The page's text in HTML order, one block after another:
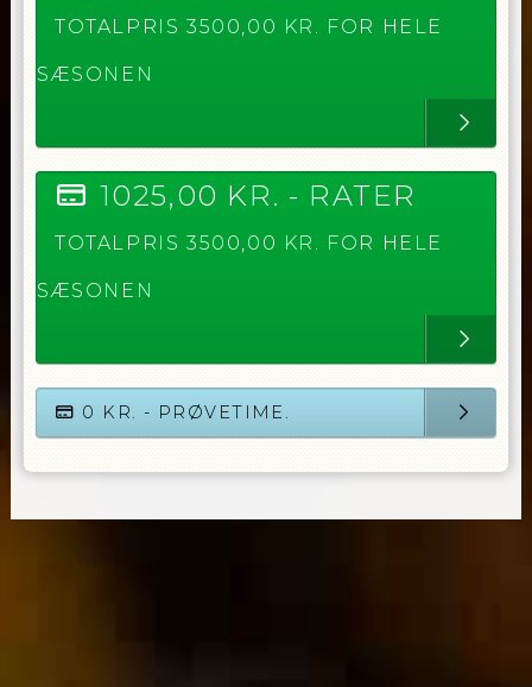
TOTALPRIS 3500,00 KR. FOR HELE
SÆSONEN
1025,00 KR. - RATER
TOTALPRIS 3500,00 KR. FOR HELE
SÆSONEN
0 KR. - PRØVETIME.